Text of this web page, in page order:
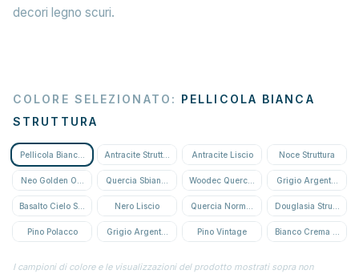
decori legno scuri.
COLORE SELEZIONATO : PELLICOLA BIANCA
STRUTTURA
Pellicola Bianca StrutturaAntracite Struttura Antracite Liscio Noce Struttura
Neo Golden Oak StrutturaQuercia Sbiancata Woodec Quercia MieleGrigio Argento
Basalto Cielo Stellato Nero Liscio Quercia Normanna Douglasia Struttura
Pino Polacco Grigio Argento Liscio Pino Vintage Bianco Crema
I campioni di colore e le visualizzazioni del prodotto mostrati sopra non